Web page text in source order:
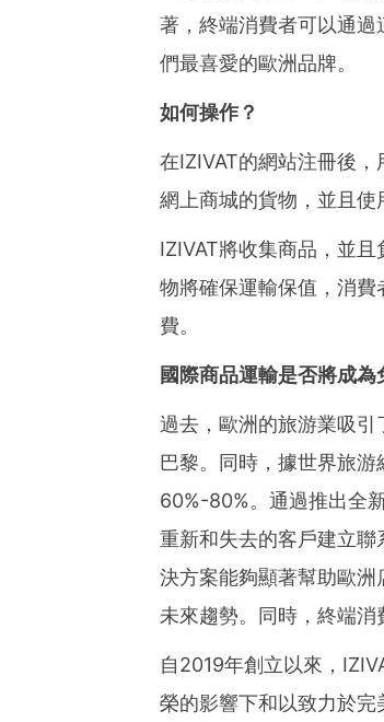
著，終端消費者可以通
們最喜愛的歐洲品牌。
如何操作？
在IZIVAT的網站注冊後
網上商城的貨物，並且使
IZIVAT將收集商品，並
物將確保運輸保值，消
費。
國際商品運輸是否將成
過去，歐洲的旅游業吸引
巴黎。同時，據世界旅
60%-80%。通過推出全
重新和失去的客戶建立聯
決方案能夠顯著幫助歐
未來趨勢。同時，終端消
自2019年創立以來，
榮的影響下和以致力於